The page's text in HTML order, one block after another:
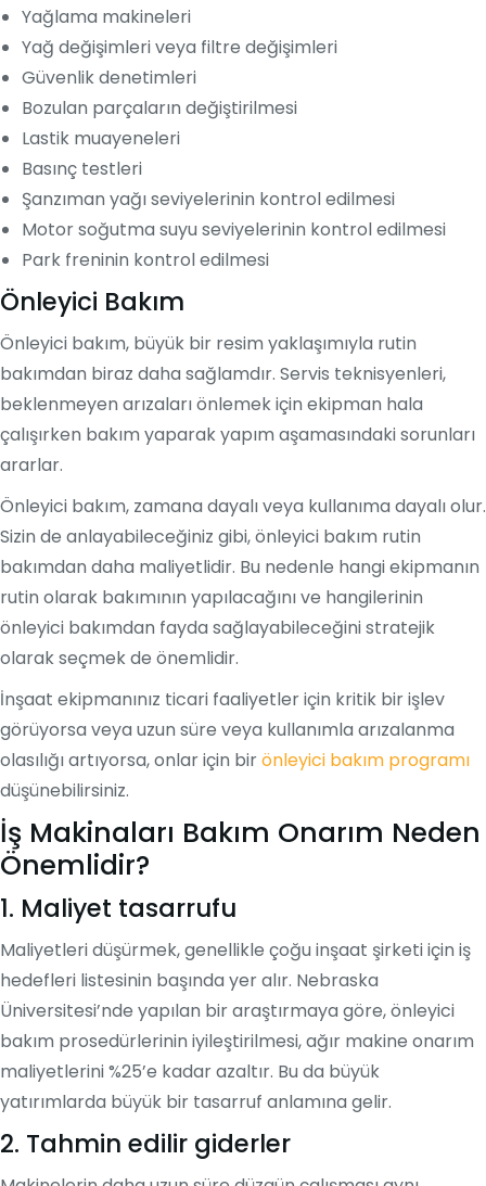
Yağlama makineleri
Yağ değişimleri veya filtre değişimleri
Güvenlik denetimleri
Bozulan parçaların değiştirilmesi
Lastik muayeneleri
Basınç testleri
Şanzıman yağı seviyelerinin kontrol edilmesi
Motor soğutma suyu seviyelerinin kontrol edilmesi
Park freninin kontrol edilmesi
Önleyici Bakım
Önleyici bakım, büyük bir resim yaklaşımıyla rutin
bakımdan biraz daha sağlamdır. Servis teknisyenleri,
beklenmeyen arızaları önlemek için ekipman hala
çalışırken bakım yaparak yapım aşamasındaki sorunları
ararlar.
Önleyici bakım, zamana dayalı veya kullanıma dayalı olur.
Sizin de anlayabileceğiniz gibi, önleyici bakım rutin
bakımdan daha maliyetlidir. Bu nedenle hangi ekipmanın
rutin olarak bakımının yapılacağını ve hangilerinin
önleyici bakımdan fayda sağlayabileceğini stratejik
olarak seçmek de önemlidir.
İnşaat ekipmanınız ticari faaliyetler için kritik bir işlev
görüyorsa veya uzun süre veya kullanımla arızalanma
olasılığı artıyorsa, onlar için birönleyici bakım programı
düşünebilirsiniz.
İş Makinaları Bakım Onarım Neden
Önemlidir?
1. Maliyet tasarrufu
Maliyetleri düşürmek, genellikle çoğu inşaat şirketi için iş
hedefleri listesinin başında yer alır. Nebraska
Üniversitesi’nde yapılan bir araştırmaya göre, önleyici
bakım prosedürlerinin iyileştirilmesi, ağır makine onarım
maliyetlerini %25’e kadar azaltır. Bu da büyük
yatırımlarda büyük bir tasarruf anlamına gelir.
2. Tahmin edilir giderler